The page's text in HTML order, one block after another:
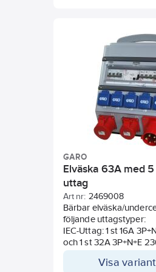
GARO
Elväska 63A med
uttag
Art nr: 2469008
Bärbar elväska/
följande uttagstyper:
IEC-Uttag: 1 st 16A
och 1 st 32A 3P+N+E
Visa